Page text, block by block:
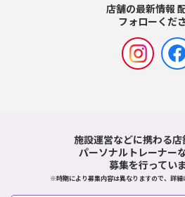
店舗の最新情報
フォローくだ
施設運営などに携わる
パーソナルトレーナー
募集を行っていま
※時期により募集内容は異なりますので、詳細